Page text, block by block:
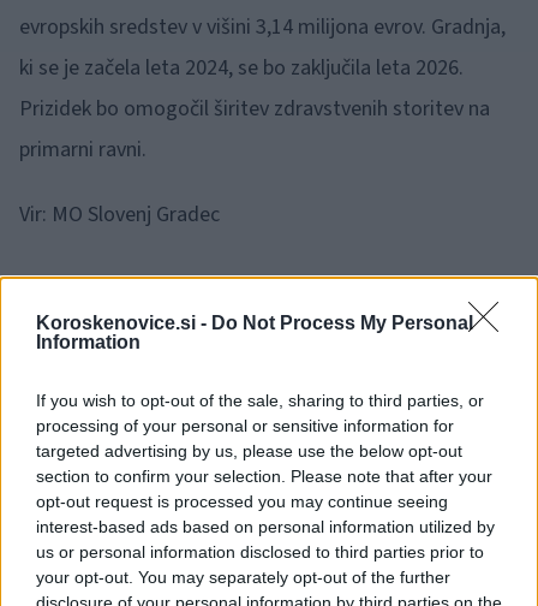
Koroskenovice.si - Do Not Process My Personal
Information
If you wish to opt-out of the sale, sharing to third parties, or
processing of your personal or sensitive information for
targeted advertising by us, please use the below opt-out
section to confirm your selection. Please note that after your
opt-out request is processed you may continue seeing
interest-based ads based on personal information utilized by
us or personal information disclosed to third parties prior to
your opt-out. You may separately opt-out of the further
disclosure of your personal information by third parties on the
evropskih sredstev v višini 3,14 milijona evrov. Gradnja,
ki se je začela leta 2024, se bo zaključila leta 2026.
Prizidek bo omogočil širitev zdravstvenih storitev na
primarni ravni.
Vir: MO Slovenj Gradec
posameznik kazensko odgovoren za javno spodbujanje
sovraštva, nasilja ali nestrpnosti. Komentarji z žaljivimi,
rasističnimi, diskriminatornimi ali nezakonitimi vsebinami bodo
odstranjeni. Pravila komentiranja →
Failed to fetch